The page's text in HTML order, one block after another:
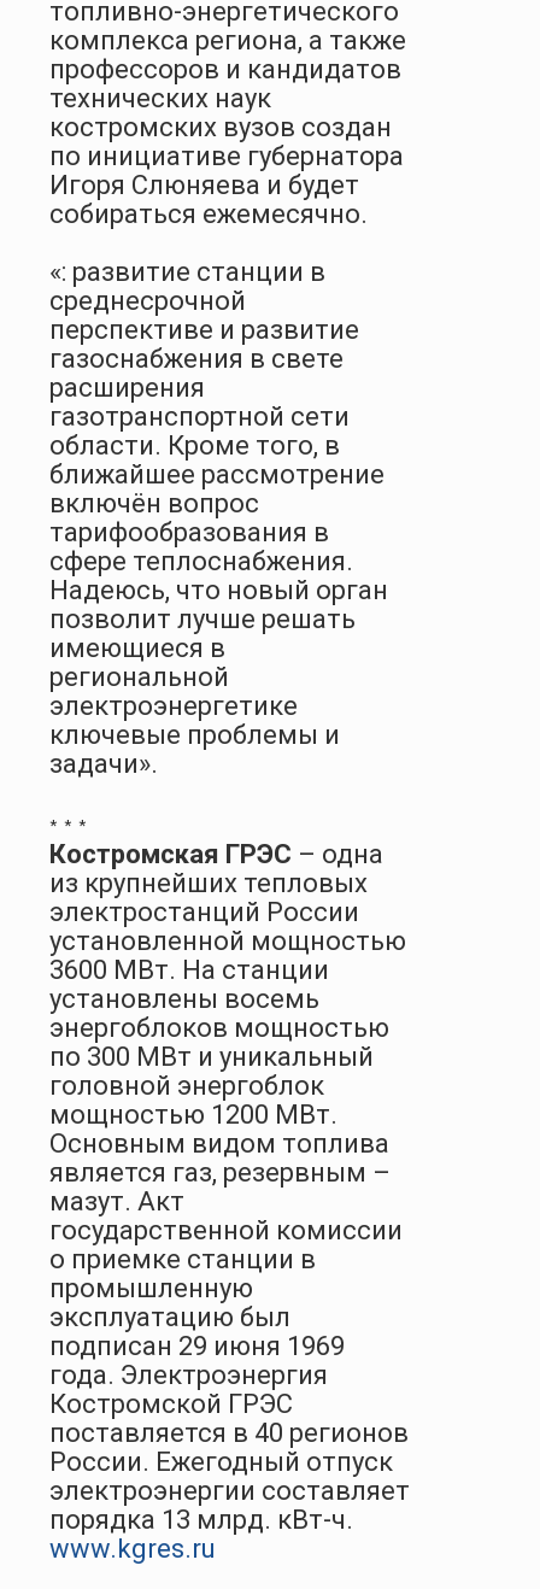
топливно-энергетического
комплекса региона, а также
профессоров и кандидатов
технических наук
костромских вузов создан
по инициативе губернатора
Игоря Слюняева и будет
собираться ежемесячно.
«: развитие станции в
среднесрочной
перспективе и развитие
газоснабжения в свете
расширения
газотранспортной сети
области. Кроме того, в
ближайшее рассмотрение
включён вопрос
тарифообразования в
сфере теплоснабжения.
Надеюсь, что новый орган
позволит лучше решать
имеющиеся в
региональной
электроэнергетике
ключевые проблемы и
задачи».
* * *
Костромская ГРЭС – одна
из крупнейших тепловых
электростанций России
установленной мощностью
3600 МВт. На станции
установлены восемь
энергоблоков мощностью
по 300 МВт и уникальный
головной энергоблок
мощностью 1200 МВт.
Основным видом топлива
является газ, резервным –
мазут. Акт
государственной комиссии
о приемке станции в
промышленную
эксплуатацию был
подписан 29 июня 1969
года. Электроэнергия
Костромской ГРЭС
поставляется в 40 регионов
России. Ежегодный отпуск
электроэнергии составляет
порядка 13 млрд. кВт-ч.
www.kgres.ru